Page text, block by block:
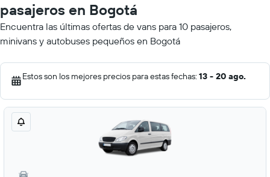
pasajeros en Bogotá
Encuentra las últimas ofertas de vans para 10 pasajeros,
minivans y autobuses pequeños en Bogotá
Estos son los mejores precios para estas fechas: 13 - 20 ago.